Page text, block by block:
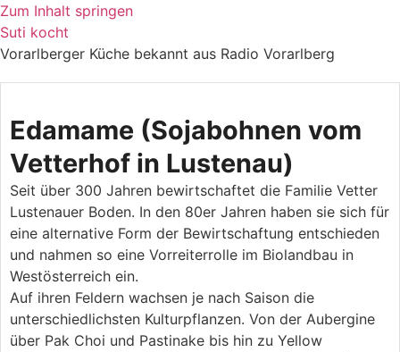
Zum Inhalt springen
Suti kocht
Vorarlberger Küche bekannt aus Radio Vorarlberg
Edamame (Sojabohnen vom
Vetterhof in Lustenau)
Seit über 300 Jahren bewirtschaftet die Familie Vetter
Lustenauer Boden. In den 80er Jahren haben sie sich für
eine alternative Form der Bewirtschaftung entschieden
und nahmen so eine Vorreiterrolle im Biolandbau in
Westösterreich ein.
Auf ihren Feldern wachsen je nach Saison die
unterschiedlichsten Kulturpflanzen. Von der Aubergine
über Pak Choi und Pastinake bis hin zu Yellow